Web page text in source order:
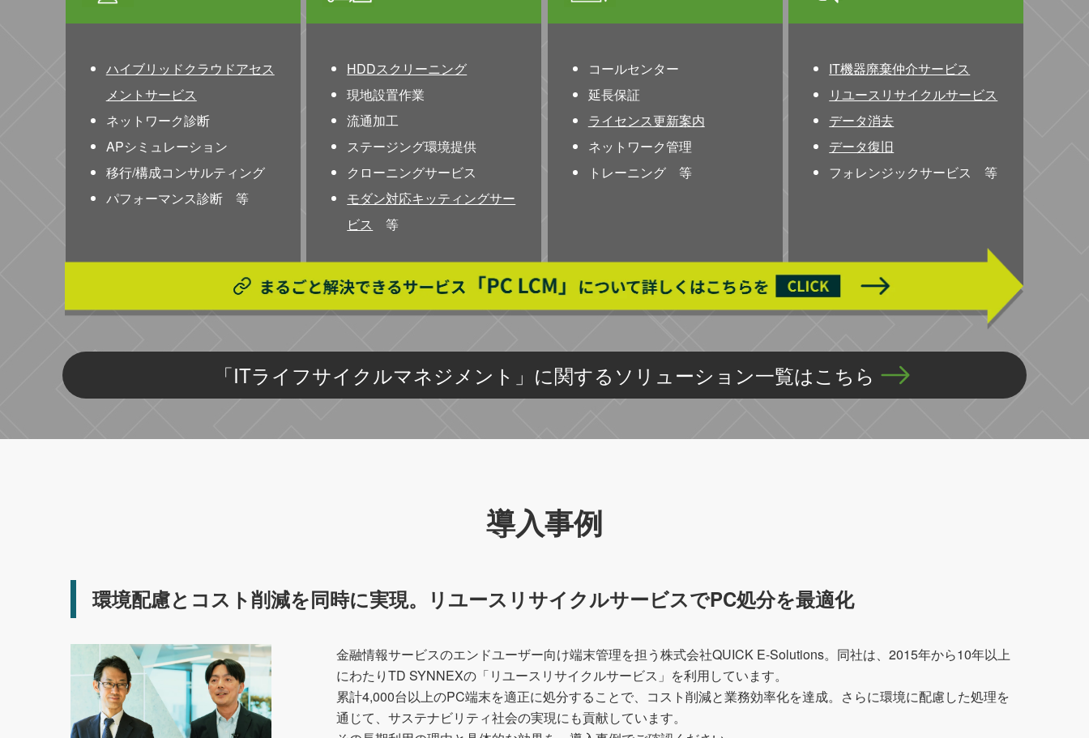
ハイブリッドクラウドアセス
メントサービス
ネットワーク診断
APシミュレーション
移行/構成コンサルティング
パフォーマンス診断 等
HDDスクリーニング
現地設置作業
流通加工
ステージング環境提供
クローニングサービス
モダン対応キッティングサー
ビス 等
コールセンター
延長保証
ライセンス更新案内
ネットワーク管理
トレーニング 等
IT機器廃棄仲介サービス
リユースリサイクルサービス
データ消去
データ復旧
フォレンジックサービス 等
「ITライフサイクルマネジメント」に関するソリューション一覧はこちら
導入事例
環境配慮とコスト削減を同時に実現。リユースリサイクルサービスでPC処分を最適化
金融情報サービスのエンドユーザー向け端末管理を担う株式会社QUICK E-Solutions。同社は、2015年から10年以上
にわたりTD SYNNEXの「リユースリサイクルサービス」を利用しています。
累計4,000台以上のPC端末を適正に処分することで、コスト削減と業務効率化を達成。さらに環境に配慮した処理を
通じて、サステナビリティ社会の実現にも貢献しています。